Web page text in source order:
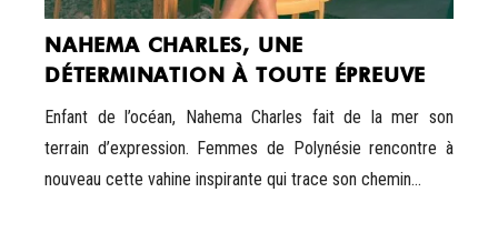
NAHEMA CHARLES, UNE
DÉTERMINATION À TOUTE ÉPREUVE
Enfant de l’océan, Nahema Charles fait de la mer son
terrain d’expression. Femmes de Polynésie rencontre à
nouveau cette vahine inspirante qui trace son chemin...